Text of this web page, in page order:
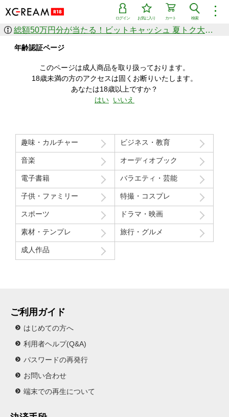
︙
検索
カート
お気に入り
ログイン
作品を探す
ジャンル
シリーズ
人気のセール中商品
新着セール中商品
すべての作品から探す
価格の安い順
価格の高い順
月間ランキング
年間ランキング
総額50万円分が当たる！ビットキャッシュ 夏トク大感謝祭
年齢認証ページ
このページは成人商品を取り扱っております。
18歳未満の方のアクセスは固くお断りいたします。
あなたは18歳以上ですか？
はい いいえ
趣味・カルチャー ビジネス・教育
音楽 オーディオブック
電子書籍 バラエティ・芸能
子供・ファミリー 特撮・コスプレ
スポーツ ドラマ・映画
素材・テンプレ 旅行・グルメ
成人作品
ご利用ガイド
はじめての方へ
利用者ヘルプ(Q&A)
パスワードの再発行
お問い合わせ
端末での再生について